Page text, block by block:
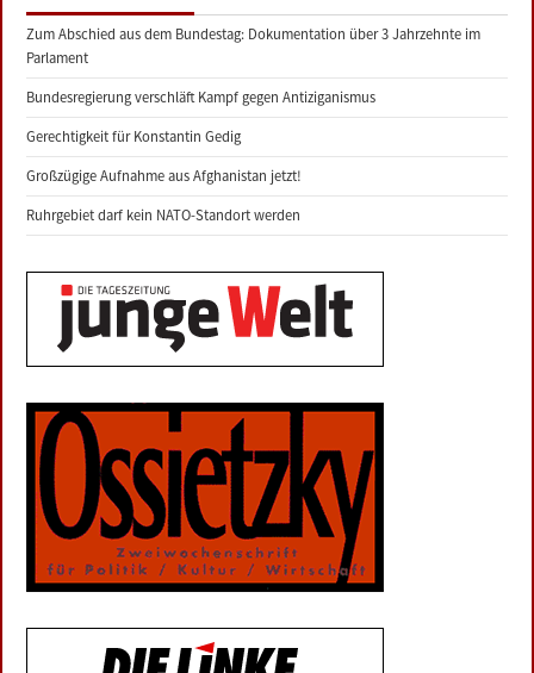
Zum Abschied aus dem Bundestag: Dokumentation über 3 Jahrzehnte im
Parlament
Bundesregierung verschläft Kampf gegen Antiziganismus
Gerechtigkeit für Konstantin Gedig
Großzügige Aufnahme aus Afghanistan jetzt!
Ruhrgebiet darf kein NATO-Standort werden